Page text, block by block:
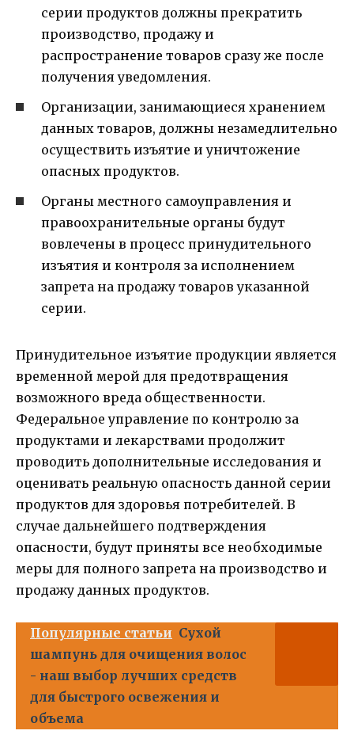
серии продуктов должны прекратить
производство, продажу и
распространение товаров сразу же после
получения уведомления.
Организации, занимающиеся хранением
данных товаров, должны незамедлительно
осуществить изъятие и уничтожение
опасных продуктов.
Органы местного самоуправления и
правоохранительные органы будут
вовлечены в процесс принудительного
изъятия и контроля за исполнением
запрета на продажу товаров указанной
серии.
Принудительное изъятие продукции является
временной мерой для предотвращения
возможного вреда общественности.
Федеральное управление по контролю за
продуктами и лекарствами продолжит
проводить дополнительные исследования и
оценивать реальную опасность данной серии
продуктов для здоровья потребителей. В
случае дальнейшего подтверждения
опасности, будут приняты все необходимые
меры для полного запрета на производство и
продажу данных продуктов.
Популярные статьи Сухой
шампунь для очищения волос
- наш выбор лучших средств
для быстрого освежения и
объема